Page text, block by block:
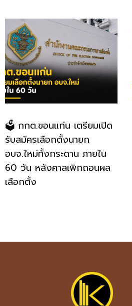
🗳️ กกต.ขอนแก่น เตรียมเปิด
รับสมัครเลือกตั้งนายก
อบจ.ใหม่ทั้งกระดาน ภายใน
60 วัน หลังศาลเพิกถอนผล
เลือกตั้ง